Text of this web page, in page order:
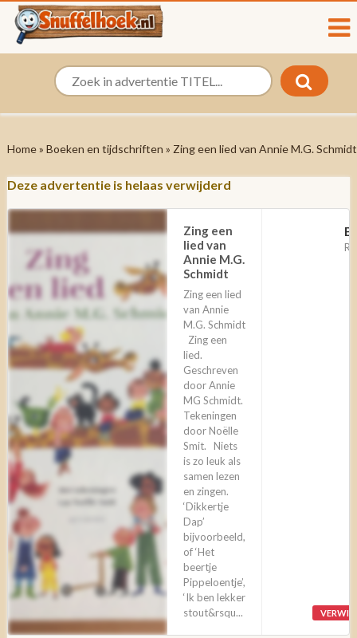
Home» Boeken en tijdschriften » Zing een lied van Annie M.G. Schmidt
Deze advertentie is helaas verwijderd
Zing een
lied van
Annie M.G.
Schmidt
Zing een lied
van Annie
M.G. Schmidt
Zing een
lied.
Geschreven
door Annie
MG Schmidt.
Tekeningen
door Noëlle
Smit. Niets
is zo leuk als
samen lezen
en zingen.
‘Dikkertje
Dap’
bijvoorbeeld,
of ‘Het
beertje
Pippeloentje’,
‘Ik ben lekker
stout&rsqu...